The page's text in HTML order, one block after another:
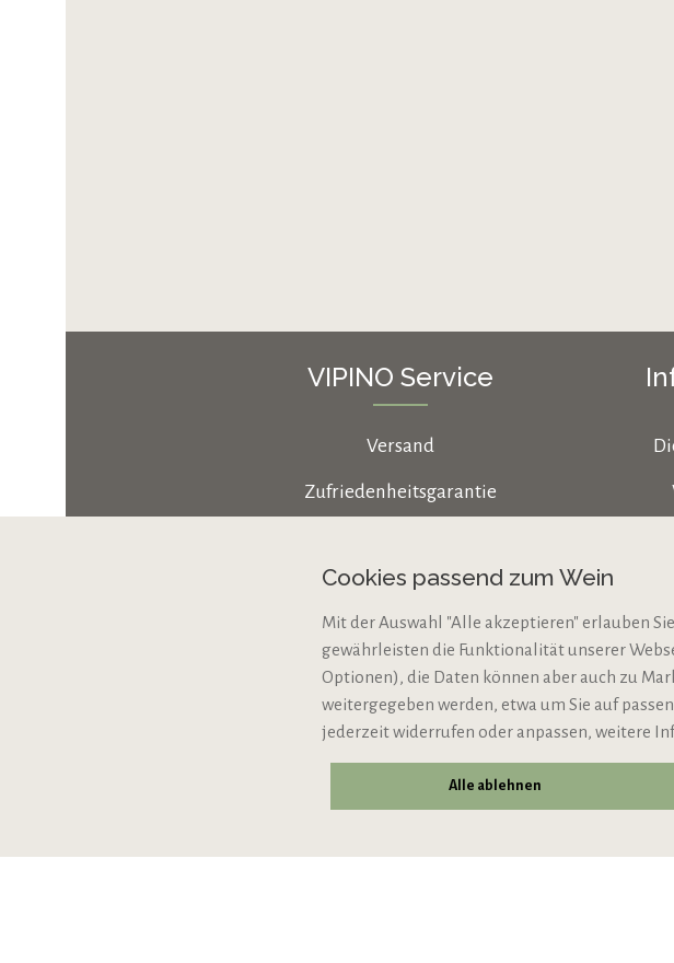
VIPINO Service
Versand
Zufriedenheitsgarantie
Cookie-Einstellungen
Bio-Zertifizierung
VERTRAG WIDERRUFEN
Cookies passend zum Wein
Mit der Auswahl "Alle akzeptieren" erlauben
gewährleisten die Funktionalität unserer
Optionen), die Daten können aber auch zu
weitergegeben werden, etwa um Sie auf
jederzeit widerrufen oder anpassen, weitere
Alle ablehnen